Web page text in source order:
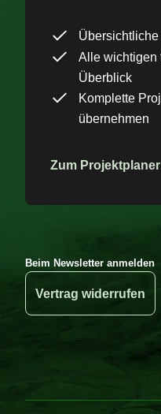
Alle wichtigen
Überblick
Komplette
übernehmen
Zum Projektplaner
Beim Newsletter anmelden
Vertrag widerrufen